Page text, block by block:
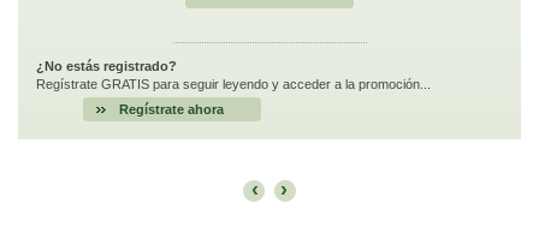
¿No estás registrado?
Regístrate GRATIS para seguir leyendo y acceder a la promoción...
Regístrate ahora
‹ ›